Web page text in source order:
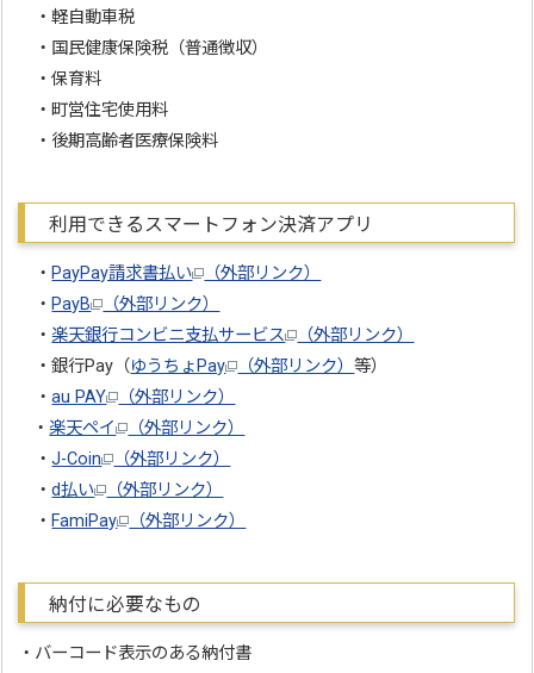
・軽自動車税
・国民健康保険税（普通徴収）
・保育料
・町営住宅使用料
・後期高齢者医療保険料
利用できるスマートフォン決済アプリ
・ PayPay請求書払い
（外部リンク）
・ PayB
（外部リンク）
・楽天銀行コンビニ支払サービス
（外部リンク）
・銀行Pay（ゆうちょPay （外部リンク）等）
・au PAY
（外部リンク）
・楽天ペイ
（外部リンク）
・J-Coin
（外部リンク）
・d払い
（外部リンク）
・ FamiPay （外部リンク）
納付に必要なもの
・バーコード表示のある納付書